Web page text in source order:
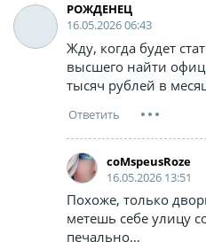
РОЖДЕНЕЦ
16.05.2026 06:43
Жду, когда будет
высшего найти
тысяч рублей в
coMspeusRoze
16.05.2026 13:51
Похоже, только
метешь себе улицу
печально…